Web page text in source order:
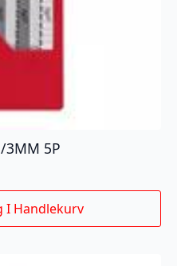
3MM 5P
I Handlekurv